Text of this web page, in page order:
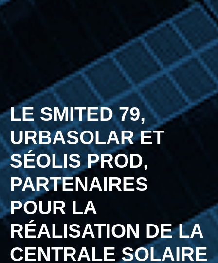
LE SMITED 79,
URBASOLAR ET
SÉOLIS PROD,
PARTENAIRES
POUR LA
RÉALISATION DE LA
CENTRALE SOLAIRE